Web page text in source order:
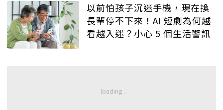
以前怕孩子沉迷手機，現在換
長輩停不下來！AI 短劇為何越
看越入迷？小心 5 個生活警訊